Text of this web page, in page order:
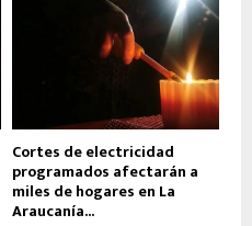
Cortes de electricidad
programados afectarán a
miles de hogares en La
Araucanía...